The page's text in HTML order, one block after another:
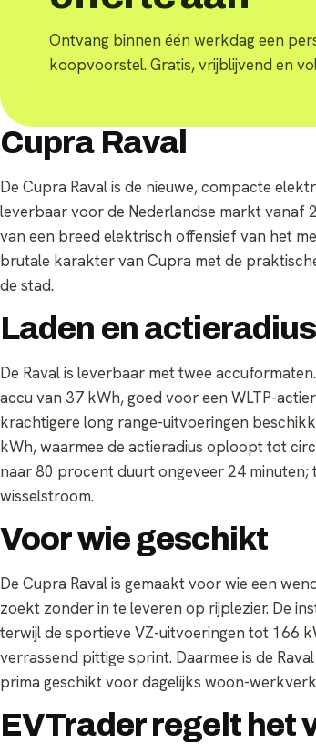
Ontvang binnen één werkdag een
koopvoorstel. Gratis, vrijblijvend en
Cupra Raval
De Cupra Raval is de nieuwe, compacte
leverbaar voor de Nederlandse markt vanaf
van een breed elektrisch offensief van het
brutale karakter van Cupra met de
de stad.
Laden en actieradius
De Raval is leverbaar met twee
accu van 37 kWh, goed voor een WLTP-
krachtigere long range-uitvoeringen
kWh, waarmee de actieradius oploopt tot
naar 80 procent duurt ongeveer 24 minuten;
wisselstroom.
Voor wie geschikt
De Cupra Raval is gemaakt voor wie een
zoekt zonder in te leveren op rijplezier. De
terwijl de sportieve VZ-uitvoeringen tot 166
verrassend pittige sprint. Daarmee is de
prima geschikt voor dagelijks woon-
EVTrader regelt het